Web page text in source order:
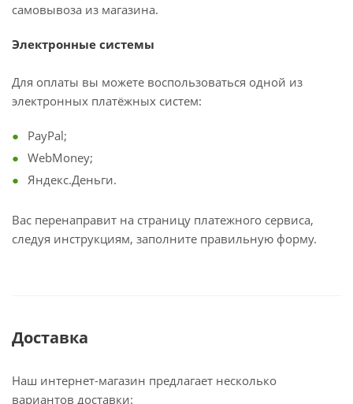
самовывоза из магазина.
Электронные системы
Для оплаты вы можете воспользоваться одной из
электронных платёжных систем:
PayPal;
WebMoney;
Яндекс.Деньги.
Вас перенаправит на страницу платежного сервиса,
следуя инструкциям, заполните правильную форму.
Доставка
Наш интернет-магазин предлагает несколько
вариантов доставки: